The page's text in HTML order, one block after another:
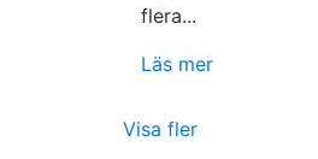
flera...
Läs mer
Visa fler